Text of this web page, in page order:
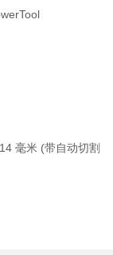
毫米 (带自动切割